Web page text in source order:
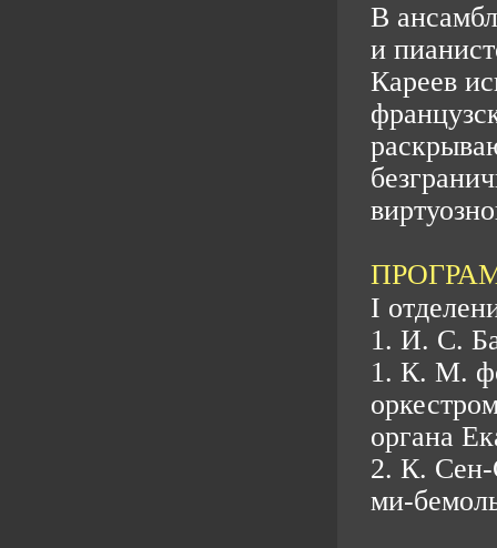
В
и
Кареев
I
1. И. С.
1. К. М.
органа
2. К. Сен-
ми-